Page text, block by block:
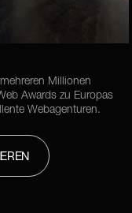
Millionen
Awards zu Europas
Webagenturen.